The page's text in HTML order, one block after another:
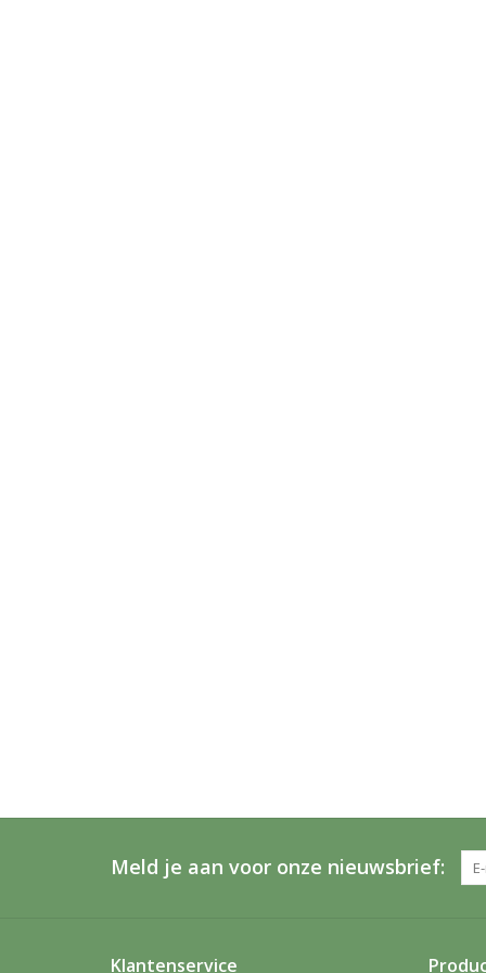
Meld je aan voor onze nieuwsbrief:
Klantenservice